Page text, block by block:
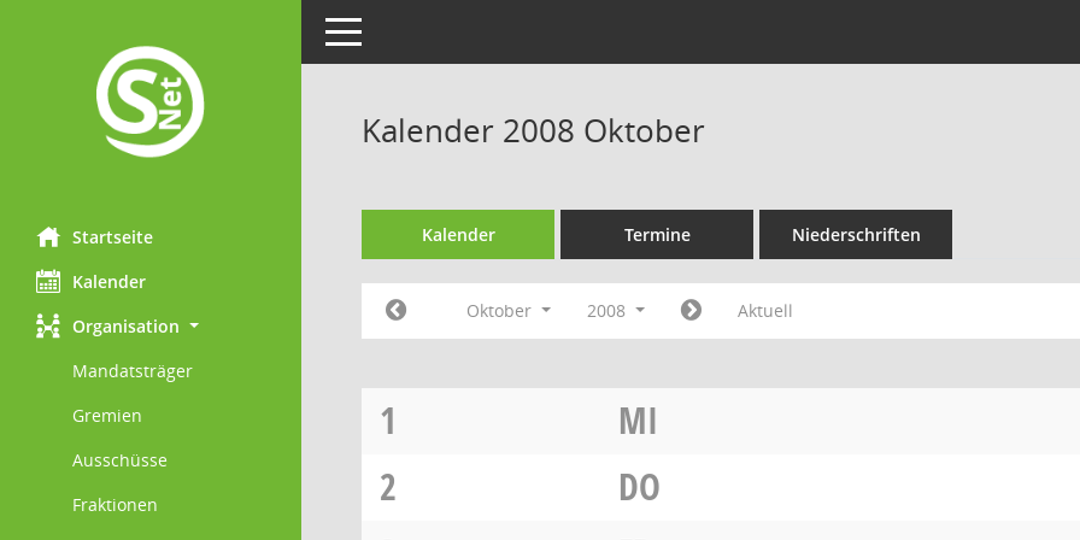
Startseite
Kalender
Organisation
Mandatsträger
Gremien
Ausschüsse
Fraktionen
Toggle navigation
Kalender 2008 Oktober
Kalender Termine Niederschriften
Oktober 2008 Aktuell
1
MI
2
DO